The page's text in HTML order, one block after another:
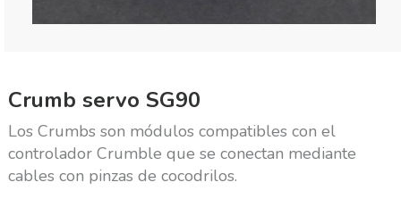
Crumb servo SG90
Los Crumbs son módulos compatibles con el
controlador Crumble que se conectan mediante
cables con pinzas de cocodrilos.